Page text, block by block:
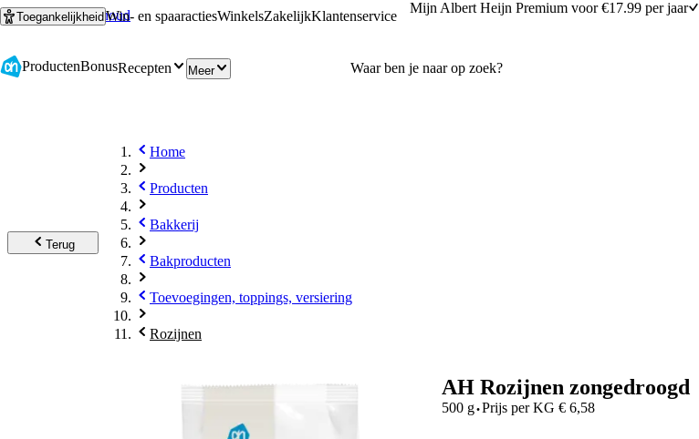
Ga naar hoofdinhoud
Ga naar zoeken
ToegankelijkheidWin- en spaaractiesWinkelsZakelijkKlantenservice
Mijn Albert Heijn Premium voor €17.99 per jaar
ProductenBonusRecepten Meer
Terug
Home
Producten
Bakkerij
Bakproducten
Toevoegingen, toppings, versiering
Rozijnen
AH Rozijnen zongedroogd
500 g·Prijs per KG € 6,58